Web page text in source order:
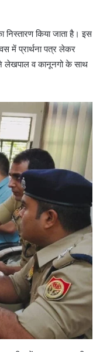
निस्तारण किया जाता है। इस
में प्रार्थना पत्र लेकर
लेखपाल व कानूनगो के साथ